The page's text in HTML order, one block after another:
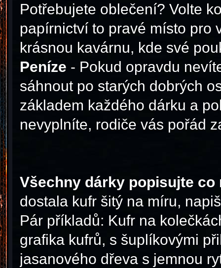
Potřebujete oblečení? Volte
papírnictví to pravé místo pro
krásnou kavárnu, kde své
Peníze - Pokud opravdu
sáhnout po starých dobrých
základem každého dárku a
nevyplníte, rodiče vás pořád
Všechny dárky popisujte co
dostala kufr šitý na míru,
Pár příkladů: Kufr na
grafika kufrů, s šuplíkovými
jasanového dřeva s jemnou